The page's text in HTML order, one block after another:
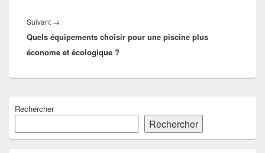
Suivant →
suivant :
Quels équipements choisir pour une piscine plus
économe et écologique ?
principale
widget
pour
Rechercher
Rechercher